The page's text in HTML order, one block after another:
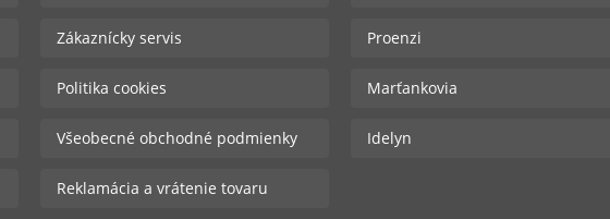
Zákaznícky servis
Politika cookies
Všeobecné obchodné podmienky
Reklamácia a vrátenie tovaru
Proenzi
Marťankovia
Idelyn